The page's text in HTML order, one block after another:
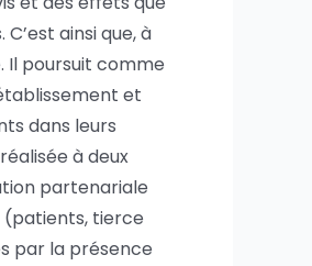
ainsi que, à
Il poursuit comme
et
dans leurs
à deux
partenariale
(patients, tierce
par la présence